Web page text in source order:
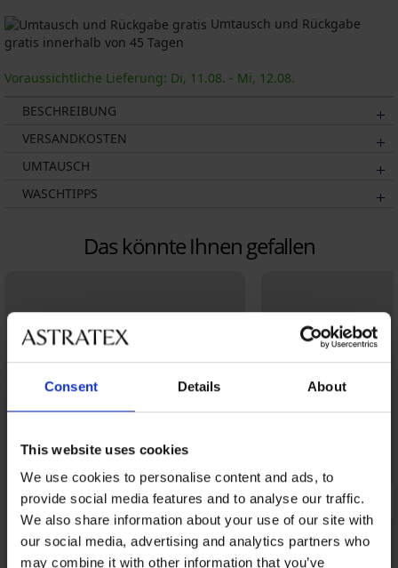
Consent Details About
This website uses cookies
We use cookies to personalise content and ads, to
provide social media features and to analyse our traffic.
We also share information about your use of our site with
our social media, advertising and analytics partners who
may combine it with other information that you’ve
Umtausch und Rückgabe
gratis innerhalb von 45 Tagen
Voraussichtliche Lieferung: Di, 11.08. - Mi, 12.08.
BESCHREIBUNG
VERSANDKOSTEN
UMTAUSCH
WASCHTIPPS
Das könnte Ihnen gefallen